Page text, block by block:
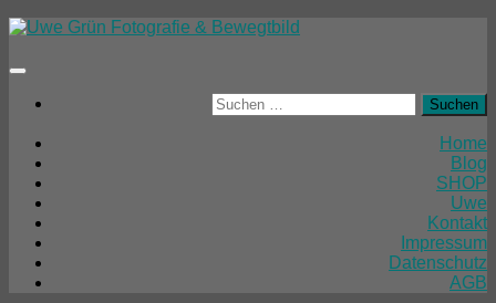
Unter
Inhalt
Suchen
nach:
Home
Blog
SHOP
Uwe
Kontakt
Impressum
Datenschutz
AGB